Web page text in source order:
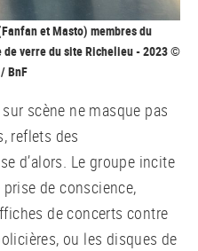
et Masto) membres du
verre du site Richelieu - 2023 ©
BnF
scène ne masque pas
reflets des
d’alors. Le groupe incite
de conscience,
de concerts contre
ou les disques de